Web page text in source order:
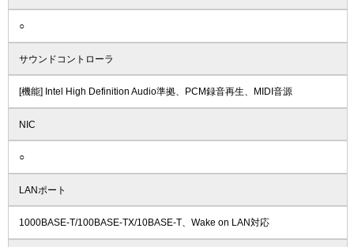
○
サウンドコントローラ
[機能] Intel High Definition Audio準拠、PCM録音再生、MIDI音源
NIC
○
LANポート
1000BASE-T/100BASE-TX/10BASE-T、Wake on LAN対応